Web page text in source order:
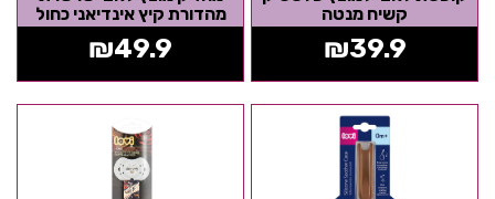
קשיח מנטה
₪39.9
מהדורת קיץ אינדיאני כחול
₪49.9